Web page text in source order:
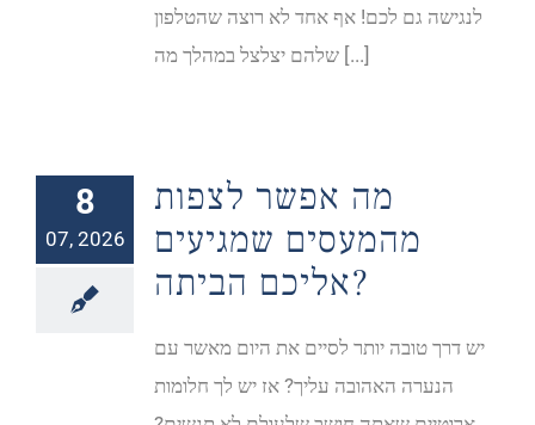
לנגישה גם לכם! אף אחד לא רוצה שהטלפון
שלהם יצלצל במהלך מה [...]
8
07, 2026
מה אפשר לצפות
מהמעסים שמגיעים
אליכם הביתה?
יש דרך טובה יותר לסיים את היום מאשר עם
הנערה האהובה עליך? אז יש לך חלומות